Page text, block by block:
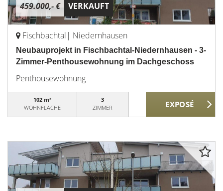
459.000,- € VERKAUFT
Fischbachtal| Niedernhausen
Neubauprojekt in Fischbachtal-Niedernhausen - 3-
Zimmer-Penthousewohnung im Dachgeschoss
Penthousewohnung
102 m²
WOHNFLÄCHE
3
ZIMMER